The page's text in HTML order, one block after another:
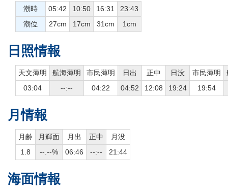
潮時 05:42 10:50 16:31
23:43
潮位
27cm 17cm 31cm 1cm
日照情報
天文薄明 航海薄明 市民薄明 日出 正中 日没 市民薄明
03:04
--:-- 04:22 04:52 12:08 19:24 19:54
月情報
月齢 月輝面 月出 正中
月没
1.8
--.--% 06:46 --:-- 21:44
海面情報